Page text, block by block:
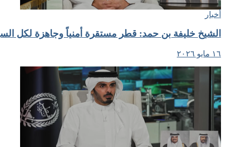
أخبار
الشيخ خليفة بن حمد: قطر مستقرة أمنياً وجاهزة لكل
١٦ مايو ٢٠٢٦